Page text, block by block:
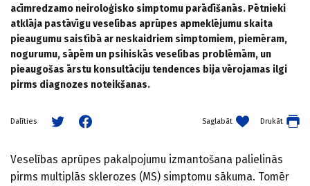
acīmredzamo neiroloģisko simptomu parādīšanās. Pētnieki
atklāja pastāvīgu veselības aprūpes apmeklējumu skaita
pieaugumu saistībā ar neskaidriem simptomiem, piemēram,
nogurumu, sāpēm un psihiskās veselības problēmām, un
pieaugošas ārstu konsultāciju tendences bija vērojamas ilgi
pirms diagnozes noteikšanas.
Dalīties Saglabāt Drukāt
Veselības aprūpes pakalpojumu izmantošana palielinās
pirms multiplās sklerozes (MS) simptomu sākuma. Tomēr